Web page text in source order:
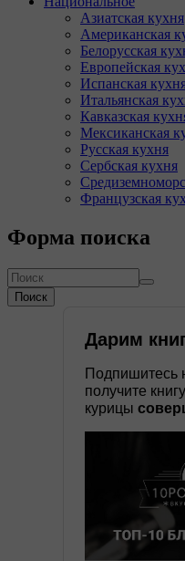
Азиатская кухня
Американская
Белорусская
Европейская
Испанская
Итальянская
Кавказская
Мексиканская
Русская кухня
Сербская кухня
Французская
Форма поиска
Поиск
Дарим
Подпишитесь
получите
курицы